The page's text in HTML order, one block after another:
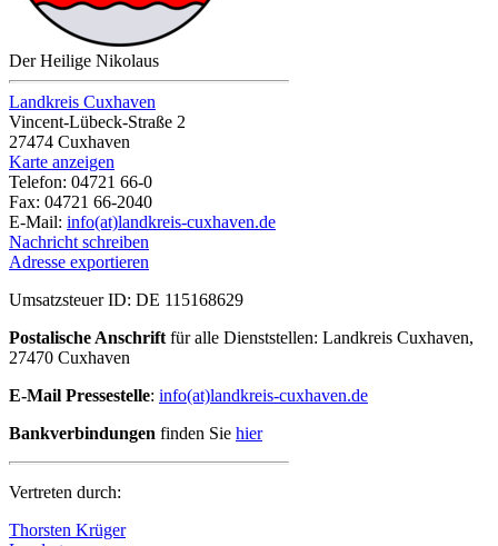
Der Heilige Nikolaus
Landkreis Cuxhaven
Vincent-Lübeck-Straße 2
27474 Cuxhaven
Karte anzeigen
Telefon: 04721 66-0
Fax: 04721 66-2040
E-Mail: info(at)landkreis-cuxhaven.de
Nachricht schreiben
Adresse exportieren
Umsatzsteuer ID: DE 115168629
Postalische Anschrift für alle Dienststellen: Landkreis Cuxhaven,
27470 Cuxhaven
E-Mail Pressestelle: info(at)landkreis-cuxhaven.de
Bankverbindungen finden Sie hier
Vertreten durch:
Thorsten Krüger